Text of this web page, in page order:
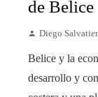
de Belice
Diego
Belice y la
desarrollo y